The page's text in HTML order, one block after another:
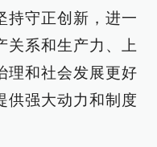
持守正创新，进一
关系和生产力、上
理和社会发展更好
供强大动力和制度